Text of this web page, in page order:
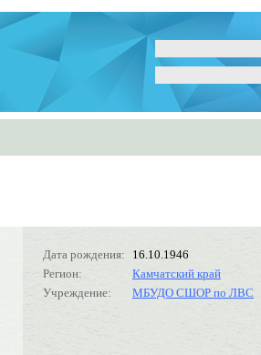
Дата рождения:
16.10.1946
Регион:
Камчатский край
Учреждение:
МБУДО СШОР по ЛВС